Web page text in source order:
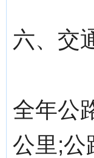
六、交
全年公
公里;公